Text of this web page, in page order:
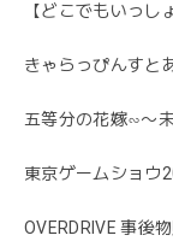
【どこでもいっ
きゃらっぴんすと
五等分の花嫁∽〜
東京ゲームショウ
OVERDRIVE 事後